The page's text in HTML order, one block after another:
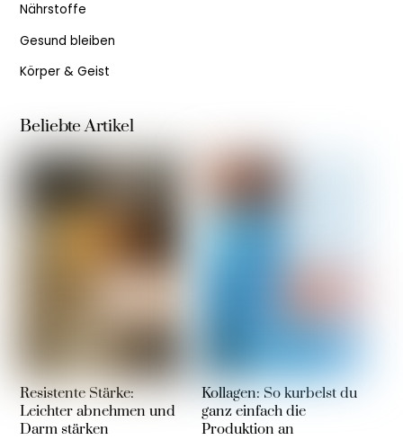
Nährstoffe
Gesund bleiben
Körper & Geist
Beliebte Artikel
Resistente Stärke:
Leichter abnehmen und
Darm stärken
Kollagen: So kurbelst du
ganz einfach die
Produktion an